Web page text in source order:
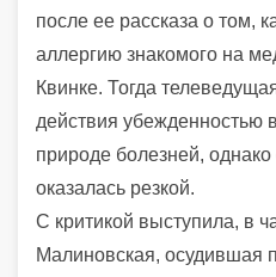
после ее рассказа о том,
аллергию знакомого на
Квинке. Тогда
действия убежденностью
природе болезней,
оказалась резкой.
С критикой выступила, в
Малиновская, осудившая